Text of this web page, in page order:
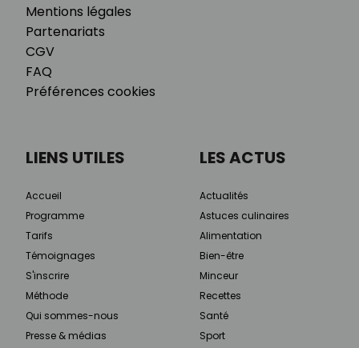
Mentions légales
Partenariats
CGV
FAQ
Préférences cookies
LIENS UTILES
Accueil
Programme
Tarifs
Témoignages
S'inscrire
Méthode
Qui sommes-nous
Presse & médias
LES ACTUS
Actualités
Astuces culinaires
Alimentation
Bien-être
Minceur
Recettes
Santé
Sport